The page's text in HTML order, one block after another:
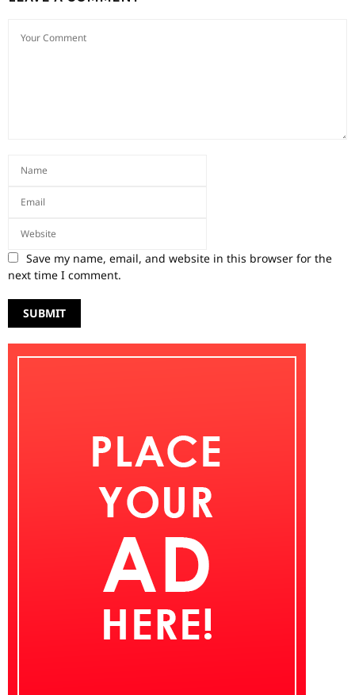
Save my name, email, and website in this browser for the
next time I comment.